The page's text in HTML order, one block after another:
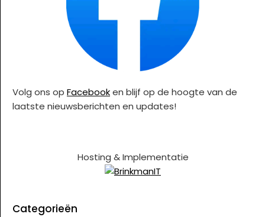
Volg ons op Facebooken blijf op de hoogte van de
laatste nieuwsberichten en updates!
Hosting & Implementatie
Categorieën